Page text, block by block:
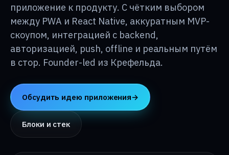
→ Контакты
DEENRU i@p24.co
приложение к продукту. С чётким выбором
между PWA и React Native, аккуратным MVP-
скоупом, интеграцией с backend,
авторизацией, push, offline и реальным путём
в стор. Founder-led из Крефельда.
Обсудить идею приложения→
Блоки и стек